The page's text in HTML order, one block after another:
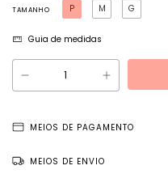
TAMANHO P M G
Guia de medidas
MEIOS DE PAGAMENTO
MEIOS DE ENVIO